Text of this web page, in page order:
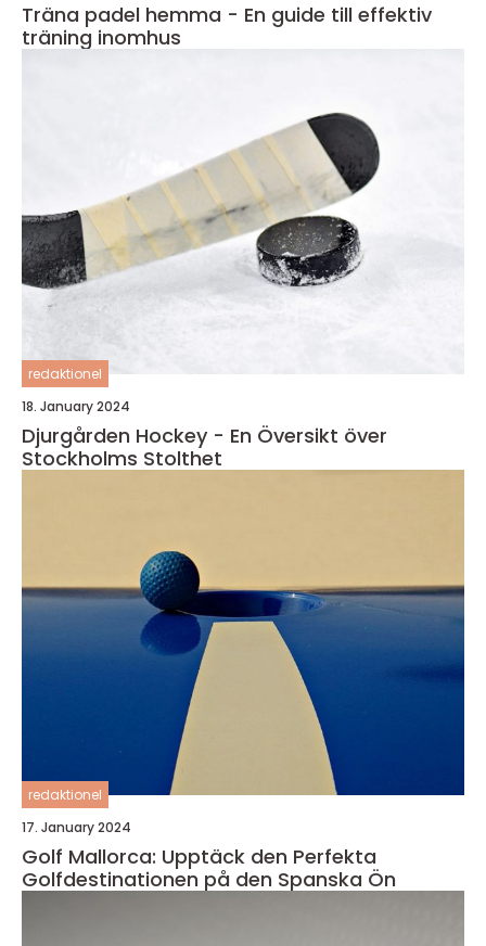
Träna padel hemma - En guide till effektiv
träning inomhus
redaktionel
18. January 2024
Djurgården Hockey - En Översikt över
Stockholms Stolthet
redaktionel
17. January 2024
Golf Mallorca: Upptäck den Perfekta
Golfdestinationen på den Spanska Ön